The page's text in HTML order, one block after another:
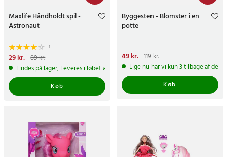
Maxlife Håndholdt spil -
Astronaut
1
Nuværende pris
pris:89 kr.
29 kr. 89 kr.
Findes på lager, Leveres i løbet af 1-2 hverdage
Køb
Byggesten - Blomster i en
potte
Nuværende pris
pris:119 kr.
49 kr. 119 kr.
Lige nu har vi kun 3 tilbage af
Køb